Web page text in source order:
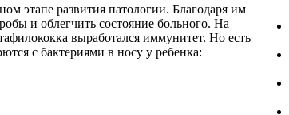
этапе развития патологии. Благодаря им
и облегчить состояние больного. На
выработался иммунитет. Но есть
с бактериями в носу у ребенка: